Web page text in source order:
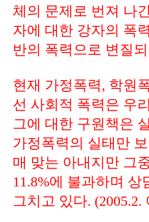
체의 문제로 번져 나
자에 대한 강자의 폭
반의 폭력으로 변질
현재 가정폭력, 학원
선 사회적 폭력은 우
그에 대한 구원책은
가정폭력의 실태만
매 맞는 아내지만 그
11.8%에 불과하며
그치고 있다.